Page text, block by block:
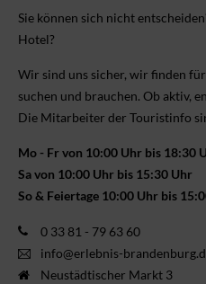
Sie können sich nicht
Hotel?
Wir sind uns sicher, wir finden
suchen und brauchen. Ob aktiv,
Die Mitarbeiter der Touristinfo
Mo - Fr von 10:00 Uhr bis 18:30
Sa von 10:00 Uhr bis 15:30 Uhr
So & Feiertage 10:00 Uhr bis
0 33 81 - 79 63 60
info@erlebnis-
Neustädtischer Markt 3